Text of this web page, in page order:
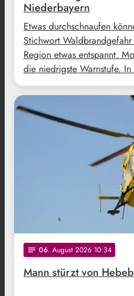
Niederbayern
Etwas durchschnaufen
Stichwort
Region etwas entspannt.
die niedrigste Warnstufe.
notes 06. August 2026 10:34
Mann stürzt von